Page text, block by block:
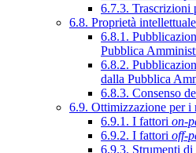
6.7.3. Trascrizioni
6.8. Proprietà
6.8.1.
Pubblica
6.8.2.
dalla Pubblica
6.8.3. Consenso
6.9. Ottimizzazione per
6.9.1. I fattori on-
6.9.2. I fattori off-
6.9.3. Strumenti di